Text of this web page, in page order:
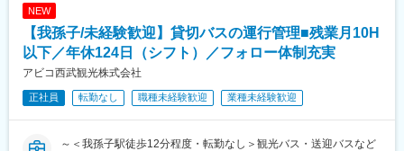
NEW
【我孫子/未経験歓迎】貸切バスの運行管理■残業月10H
以下／年休124日（シフト）／フォロー体制充実
アビコ西武観光株式会社
正社員 転勤なし 職種未経験歓迎 業種未経験歓迎
～＜我孫子駅徒歩12分程度・転勤なし＞観光バス・送迎バスなど